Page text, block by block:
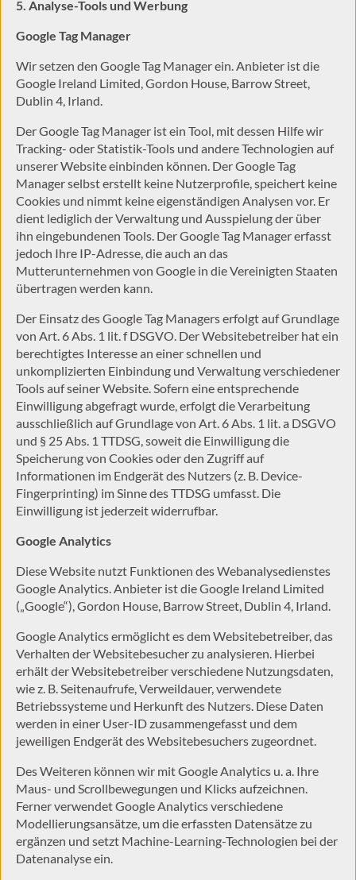
5. Analyse-Tools und Werbung
Google Tag Manager
Wir setzen den Google Tag Manager ein. Anbieter ist die
Google Ireland Limited, Gordon House, Barrow Street,
Dublin 4, Irland.
Der Google Tag Manager ist ein Tool, mit dessen Hilfe wir
Tracking- oder Statistik-Tools und andere Technologien auf
unserer Website einbinden können. Der Google Tag
Manager selbst erstellt keine Nutzerprofile, speichert keine
Cookies und nimmt keine eigenständigen Analysen vor. Er
dient lediglich der Verwaltung und Ausspielung der über
ihn eingebundenen Tools. Der Google Tag Manager erfasst
jedoch Ihre IP-Adresse, die auch an das
Mutterunternehmen von Google in die Vereinigten Staaten
übertragen werden kann.
Der Einsatz des Google Tag Managers erfolgt auf Grundlage
von Art. 6 Abs. 1 lit. f DSGVO. Der Websitebetreiber hat ein
berechtigtes Interesse an einer schnellen und
unkomplizierten Einbindung und Verwaltung verschiedener
Tools auf seiner Website. Sofern eine entsprechende
Einwilligung abgefragt wurde, erfolgt die Verarbeitung
ausschließlich auf Grundlage von Art. 6 Abs. 1 lit. a DSGVO
und § 25 Abs. 1 TTDSG, soweit die Einwilligung die
Speicherung von Cookies oder den Zugriff auf
Informationen im Endgerät des Nutzers (z. B. Device-
Fingerprinting) im Sinne des TTDSG umfasst. Die
Einwilligung ist jederzeit widerrufbar.
Google Analytics
Diese Website nutzt Funktionen des Webanalysedienstes
Google Analytics. Anbieter ist die Google Ireland Limited
(„Google“), Gordon House, Barrow Street, Dublin 4, Irland.
Google Analytics ermöglicht es dem Websitebetreiber, das
Verhalten der Websitebesucher zu analysieren. Hierbei
erhält der Websitebetreiber verschiedene Nutzungsdaten,
wie z. B. Seitenaufrufe, Verweildauer, verwendete
Betriebssysteme und Herkunft des Nutzers. Diese Daten
werden in einer User-ID zusammengefasst und dem
jeweiligen Endgerät des Websitebesuchers zugeordnet.
Des Weiteren können wir mit Google Analytics u. a. Ihre
Maus- und Scrollbewegungen und Klicks aufzeichnen.
Ferner verwendet Google Analytics verschiedene
Modellierungsansätze, um die erfassten Datensätze zu
ergänzen und setzt Machine-Learning-Technologien bei der
Datenanalyse ein.